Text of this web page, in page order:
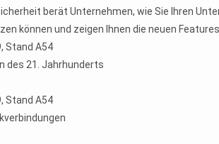
berät Unternehmen, wie Sie Ihren
können und zeigen Ihnen die neuen Features.
Stand A54
des 21. Jahrhunderts
Stand A54